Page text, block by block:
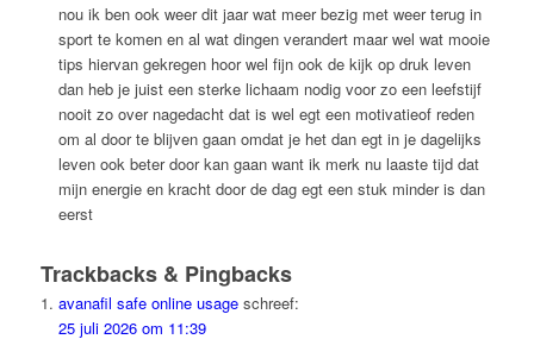
nou ik ben ook weer dit jaar wat meer bezig met weer terug in
sport te komen en al wat dingen verandert maar wel wat mooie
tips hiervan gekregen hoor wel fijn ook de kijk op druk leven
dan heb je juist een sterke lichaam nodig voor zo een leefstijf
nooit zo over nagedacht dat is wel egt een motivatieof reden
om al door te blijven gaan omdat je het dan egt in je dagelijks
leven ook beter door kan gaan want ik merk nu laaste tijd dat
mijn energie en kracht door de dag egt een stuk minder is dan
eerst
Trackbacks & Pingbacks
avanafil safe online usage schreef:
25 juli 2026 om 11:39